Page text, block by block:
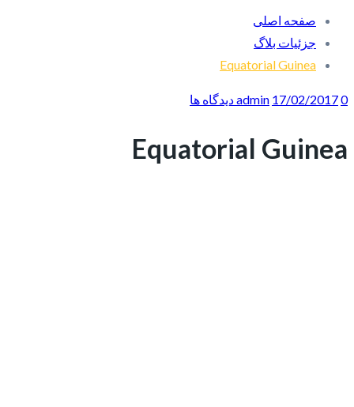
صفحه اصلی
جزئیات بلاگ
Equatorial Guinea
admin 17/02/20170 دیدگاه ها
Equatorial Guinea